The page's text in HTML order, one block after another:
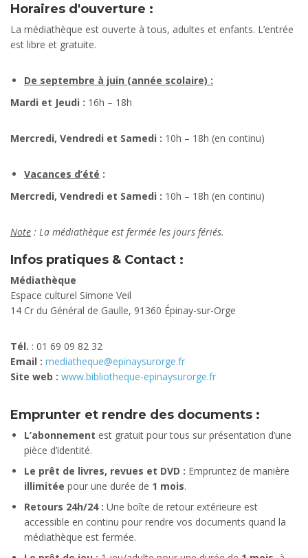
Horaires d'ouverture :
La médiathèque est ouverte à tous, adultes et enfants. L’entrée
est libre et gratuite.
De septembre à juin (année scolaire) :
Mardi et Jeudi : 16h – 18h
Mercredi, Vendredi et Samedi : 10h – 18h (en continu)
Vacances d’été :
Mercredi, Vendredi et Samedi : 10h – 18h (en continu)
Note : La médiathèque est fermée les jours fériés.
Infos pratiques & Contact :
Médiathèque
Espace culturel Simone Veil
14 Cr du Général de Gaulle, 91360 Épinay-sur-Orge
Tél. : 01 69 09 82 32
Email : mediatheque@epinaysurorge.fr
Site web : www.bibliotheque-epinaysurorge.fr
Emprunter et rendre des documents :
L’abonnement est gratuit pour tous sur présentation d’une
pièce d’identité.
Le prêt de livres, revues et DVD : Empruntez de manière
illimitée pour une durée de 1 mois.
Retours 24h/24 : Une boîte de retour extérieure est
accessible en continu pour rendre vos documents quand la
médiathèque est fermée.